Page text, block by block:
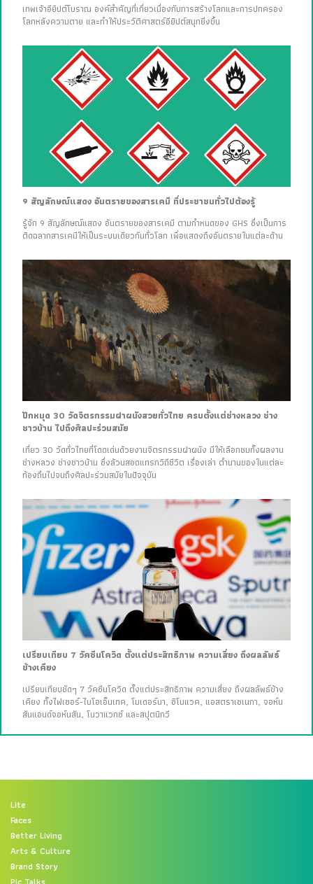
เทพเจ้าอียิปต์โบราณ องค์สำคัญที่เกี่ยวเนื่องกับการสร้างโลกและการปกครอง
โลกหลังความตาย และทำให้ประวัติศาสตร์อียิปต์สนุกยิ่งขึ้น
9 สัญลักษณ์แสดง อันตรายของสารเคมี ที่ประชาชนทั่วไปต้องรู้
รู้จัก 9 สัญลักษณ์แสดง อันตรายของสารเคมี ตามกำหนดของ GHS ซึ่งเป็นการ
ติดฉลากสารเคมีให้เป็นระบบเดียวกันทั่วโลก เพื่อแสดงถึงอันตรายในแต่ละด้าน
ปักหมุด 30 วัดจิตรกรรมฝาผนังสวยทั่วไทย ครบตั้งแต่ช่างหลวง ช่าง
ชาวบ้าน ไปถึงศิลปะร่วมสมัย
เที่ยว 30 วัดทั่วไทยที่โดดเด่นด้วยงานจิตรกรรมฝาผนัง มีให้เลือกชมทั้งผลงาน
ช่างหลวง ช่างชาวบ้าน ซึ่งล้วนสอดแทรกวิถีชีวิต เรื่องเล่า ตำนานของในแต่ละ
ท้องถิ่นไปจนถึงศิลปะร่วมสมัยในปัจจุบัน
เปรียบเทียบ 7 วัคซีนโควิด ตั้งแต่ประสิทธิภาพ ความเสี่ยง ถึงผลลัพธ์
ข้างเคียง
เปรียบเทียบชัดๆ 7 วัคซีนโควิด ตั้งแต่ประสิทธิภาพ ความเสี่ยง ถึงผลลัพธ์ข้าง
เคียง ทั้งไฟเซอร์-ไบโอเอ็นเทค, โมเดอร์นา, ซิโนแวค, แอสตราเซเนกา, จอห์น
สันแอนด์จอห์นสัน, โนวาแวกซ์ และสปุตนิกวี
Lite
Faces
Better Living
Arts & Culture
Brand Story